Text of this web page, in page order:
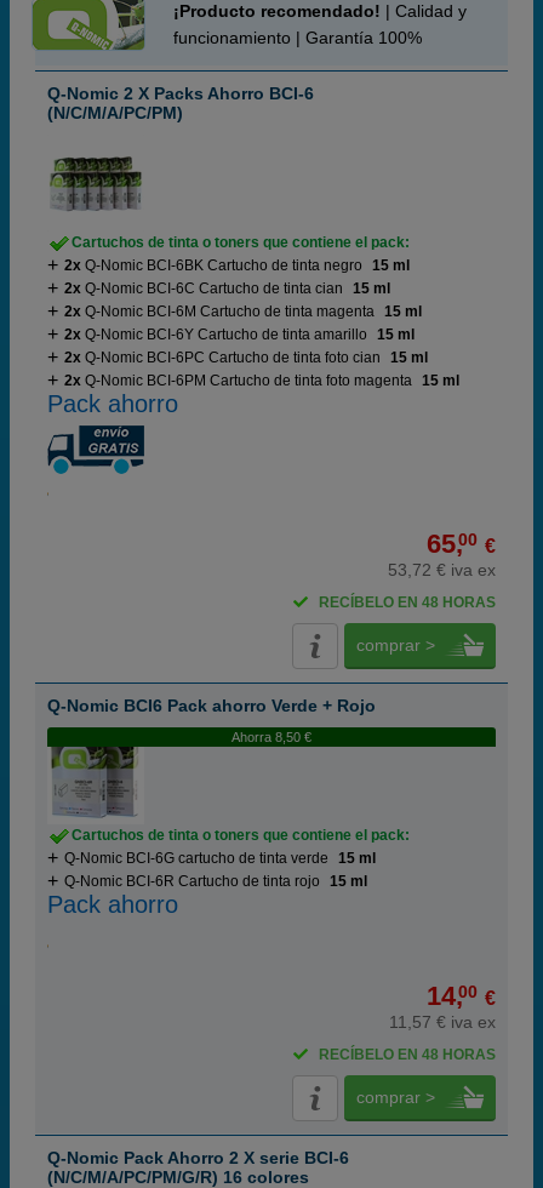
¡Producto recomendado! | Calidad y
funcionamiento | Garantía 100%
Q-Nomic 2 X Packs Ahorro BCI-6
(N/C/M/A/PC/PM)
Cartuchos de tinta o toners que contiene el pack:
2x Q-Nomic BCI-6BK Cartucho de tinta negro
15 ml
2x Q-Nomic BCI-6C Cartucho de tinta cian
15 ml
2x Q-Nomic BCI-6M Cartucho de tinta magenta 15 ml
2x Q-Nomic BCI-6Y Cartucho de tinta amarillo
15 ml
2x Q-Nomic BCI-6PC Cartucho de tinta foto cian
15 ml
2x Q-Nomic BCI-6PM Cartucho de tinta foto magenta 15 ml
Pack ahorro
65,00 €
53,72 € iva ex
RECÍBELO EN 48 HORAS
comprar >
Q-Nomic BCI6 Pack ahorro Verde + Rojo
Ahorra 8,50 €
Cartuchos de tinta o toners que contiene el pack:
Q-Nomic BCI-6G cartucho de tinta verde
15 ml
Q-Nomic BCI-6R Cartucho de tinta rojo
15 ml
Pack ahorro
14,00 €
11,57 € iva ex
RECÍBELO EN 48 HORAS
comprar >
Q-Nomic Pack Ahorro 2 X serie BCI-6
(N/C/M/A/PC/PM/G/R) 16 colores